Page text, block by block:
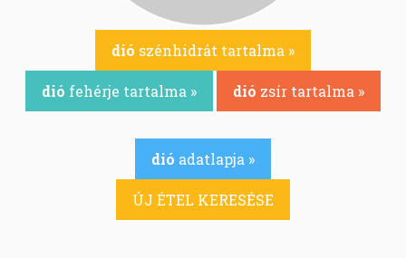
dió szénhidrát tartalma »
dió fehérje tartalma » dió zsír tartalma »
dió adatlapja »
ÚJ ÉTEL KERESÉSE